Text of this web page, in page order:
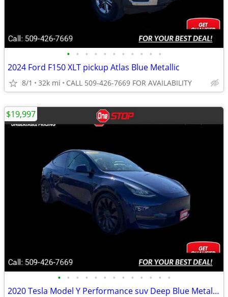
• • • • • • • • • • •
2024 Ford F150 XLT pickup Atlas Blue Metallic
8/1 32k mi CALL 509-426-7669 FOR AVAILABILITY
• • • • • • • • • • • • •
2020 Tesla Model Y Performance suv Deep Blue Metallic
$19,997